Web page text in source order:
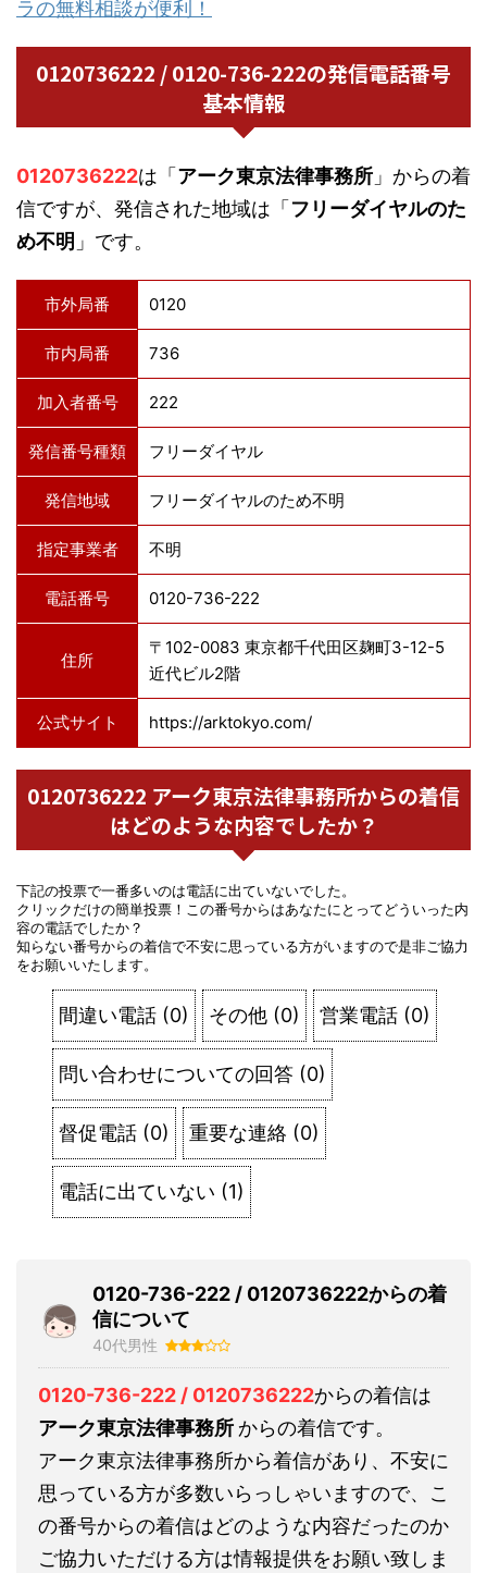
ラの無料相談が便利！
0120736222 / 0120-736-222の発信電話番号
基本情報
0120736222は「アーク東京法律事務所 」からの着
信ですが、発信された地域は「フリーダイヤルのた
め不明 」です。
市外局番 0120
市内局番 736
加入者番号 222
発信番号種類 フリーダイヤル
発信地域 フリーダイヤルのため不明
指定事業者 不明
電話番号 0120-736-222
住所
〒102-0083 東京都千代田区麹町3-12-5
近代ビル2階
公式サイト https://arktokyo.com/
0120736222 アーク東京法律事務所からの着信
はどのような内容でしたか？
下記の投票で一番多いのは電話に出ていないでした。
クリックだけの簡単投票！この番号からはあなたにとってどういった内
容の電話でしたか？
知らない番号からの着信で不安に思っている方がいますので是非ご協力
をお願いいたします。
間違い電話 (0) その他 (0) 営業電話 (0)
問い合わせについての回答 (0)
督促電話 (0) 重要な連絡 (0)
電話に出ていない (1)
0120-736-222 / 0120736222からの着
信について
40代男性
0120-736-222 / 0120736222からの着信は
アーク東京法律事務所からの着信です。
アーク東京法律事務所から着信があり、不安に
思っている方が多数いらっしゃいますので、こ
の番号からの着信はどのような内容だったのか
ご協力いただける方は情報提供をお願い致しま